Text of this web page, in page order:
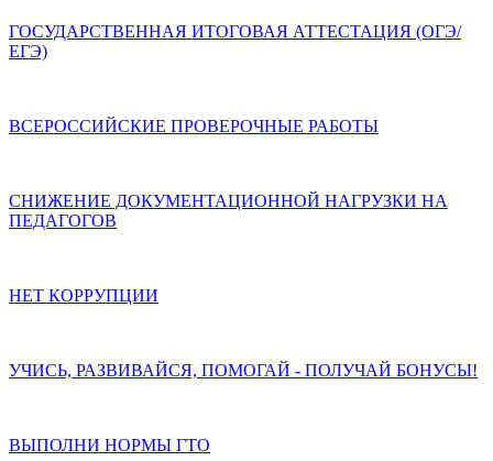
ГОСУДАРСТВЕННАЯ ИТОГОВАЯ АТТЕСТАЦИЯ (ОГЭ/
ЕГЭ)
ВСЕРОССИЙСКИЕ ПРОВЕРОЧНЫЕ РАБОТЫ
СНИЖЕНИЕ ДОКУМЕНТАЦИОННОЙ НАГРУЗКИ НА
ПЕДАГОГОВ
НЕТ КОРРУПЦИИ
УЧИСЬ, РАЗВИВАЙСЯ, ПОМОГАЙ - ПОЛУЧАЙ БОНУСЫ!
ВЫПОЛНИ НОРМЫ ГТО